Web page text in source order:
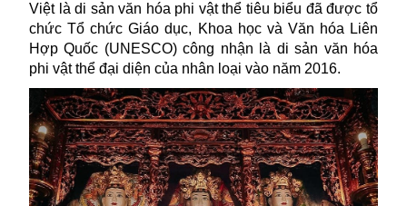
Việt là di sản văn hóa phi vật thể tiêu biểu đã được tổ
chức Tổ chức Giáo dục, Khoa học và Văn hóa Liên
Hợp Quốc (UNESCO) công nhận là di sản văn hóa
phi vật thể đại diện của nhân loại vào năm 2016.